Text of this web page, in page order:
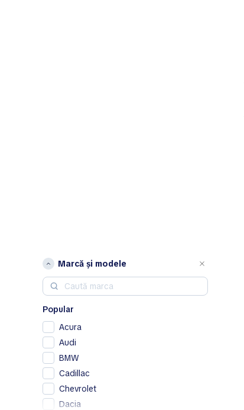
Marcă și modele
Popular
Acura
Audi
BMW
Cadillac
Chevrolet
Dacia